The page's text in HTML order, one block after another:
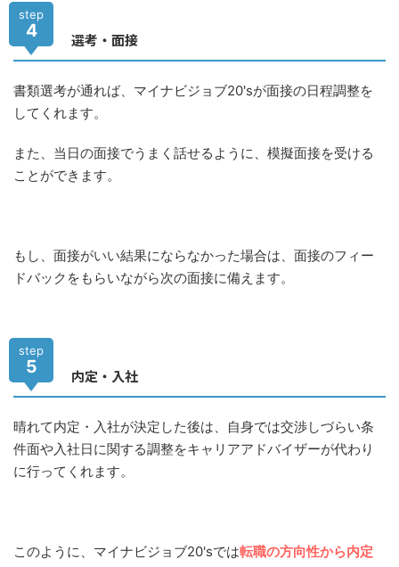
step
4 選考・面接
書類選考が通れば、マイナビジョブ20'sが面接の日程調整を
してくれます。
また、当日の面接でうまく話せるように、模擬面接を受ける
ことができます。
もし、面接がいい結果にならなかった場合は、面接のフィー
ドバックをもらいながら次の面接に備えます。
step
5 内定・入社
晴れて内定・入社が決定した後は、自身では交渉しづらい条
件面や入社日に関する調整をキャリアアドバイザーが代わり
に行ってくれます。
このように、マイナビジョブ20'sでは転職の方向性から内定